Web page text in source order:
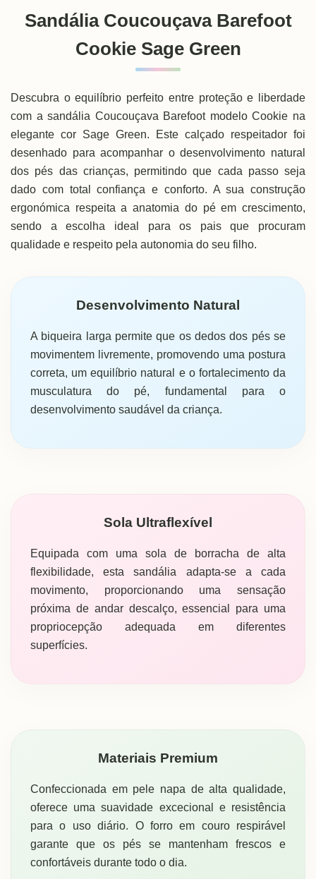
Sandália Coucouçava Barefoot
Cookie Sage Green
Descubra o equilíbrio perfeito entre proteção e liberdade
com a sandália Coucouçava Barefoot modelo Cookie na
elegante cor Sage Green. Este calçado respeitador foi
desenhado para acompanhar o desenvolvimento natural
dos pés das crianças, permitindo que cada passo seja
dado com total confiança e conforto. A sua construção
ergonómica respeita a anatomia do pé em crescimento,
sendo a escolha ideal para os pais que procuram
qualidade e respeito pela autonomia do seu filho.
Desenvolvimento Natural
A biqueira larga permite que os dedos dos pés se
movimentem livremente, promovendo uma postura
correta, um equilíbrio natural e o fortalecimento da
musculatura do pé, fundamental para o
desenvolvimento saudável da criança.
Sola Ultraflexível
Equipada com uma sola de borracha de alta
flexibilidade, esta sandália adapta-se a cada
movimento, proporcionando uma sensação
próxima de andar descalço, essencial para uma
propriocepção adequada em diferentes
superfícies.
Materiais Premium
Confeccionada em pele napa de alta qualidade,
oferece uma suavidade excecional e resistência
para o uso diário. O forro em couro respirável
garante que os pés se mantenham frescos e
confortáveis durante todo o dia.